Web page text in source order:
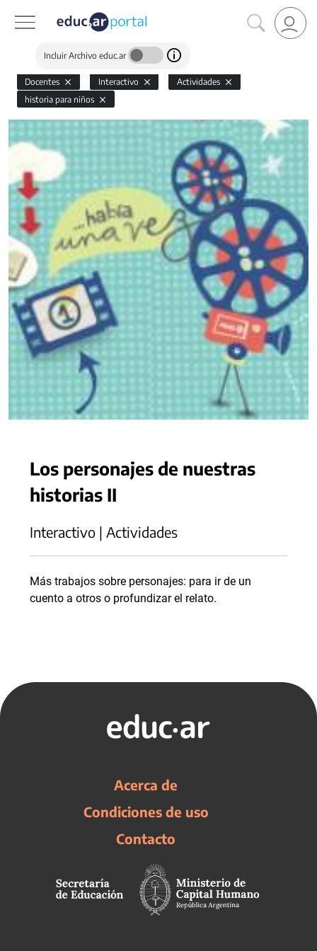
Incluir Archivo educ.ar
Docentes Interactivo
Actividades
historia para niños
Los personajes de nuestras
historias II
Interactivo | Actividades
Más trabajos sobre personajes: para ir de un
cuento a otros o profundizar el relato.
Acerca de
Condiciones de uso
Contacto